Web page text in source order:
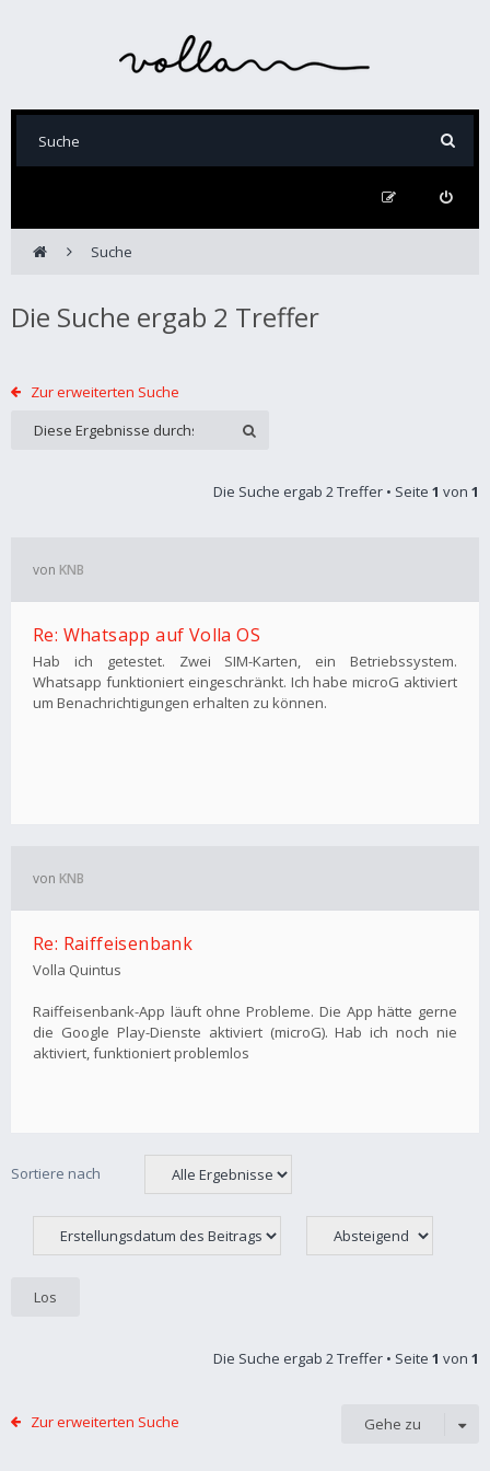
Suche
Die Suche ergab 2 Treffer
Zur erweiterten Suche
Die Suche ergab 2 Treffer • Seite 1 von 1
von KNB
Re: Whatsapp auf Volla OS
Hab ich getestet. Zwei SIM-Karten, ein Betriebssystem.
Whatsapp funktioniert eingeschränkt. Ich habe microG aktiviert
um Benachrichtigungen erhalten zu können.
von KNB
Re: Raiffeisenbank
Volla Quintus
Raiffeisenbank-App läuft ohne Probleme. Die App hätte gerne
die Google Play-Dienste aktiviert (microG). Hab ich noch nie
aktiviert, funktioniert problemlos
Sortiere nach
Die Suche ergab 2 Treffer • Seite 1 von 1
Zur erweiterten Suche Gehe zu